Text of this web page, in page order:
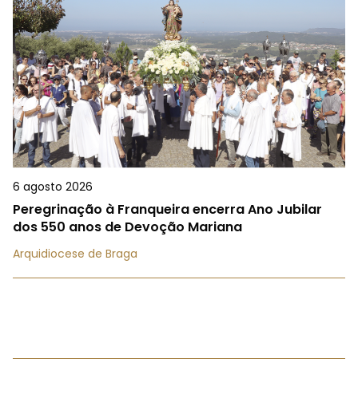
6 agosto 2026
Peregrinação à Franqueira encerra Ano Jubilar
dos 550 anos de Devoção Mariana
Arquidiocese de Braga